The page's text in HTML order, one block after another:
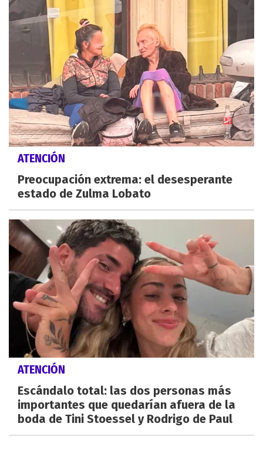
ATENCIÓN
Preocupación extrema: el desesperante
estado de Zulma Lobato
ATENCIÓN
Escándalo total: las dos personas más
importantes que quedarían afuera de la
boda de Tini Stoessel y Rodrigo de Paul